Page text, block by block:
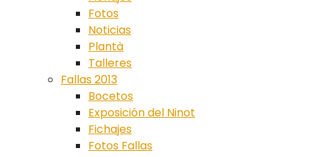
Fotos
Noticias
Plantà
Talleres
Fallas 2013
Bocetos
Exposición del Ninot
Fichajes
Fotos Fallas